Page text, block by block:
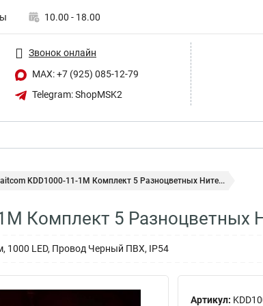
10.00 - 18.00
Звонок онлайн
MAX: +7 (925) 085-12-79
Telegram: ShopMSK2
KDD1000-11-1M Комплект 5 Разноцветных Ните...
Комплект 5 Разноцветных
1000 LED, Провод Черный ПВХ, IP54
Артикул: